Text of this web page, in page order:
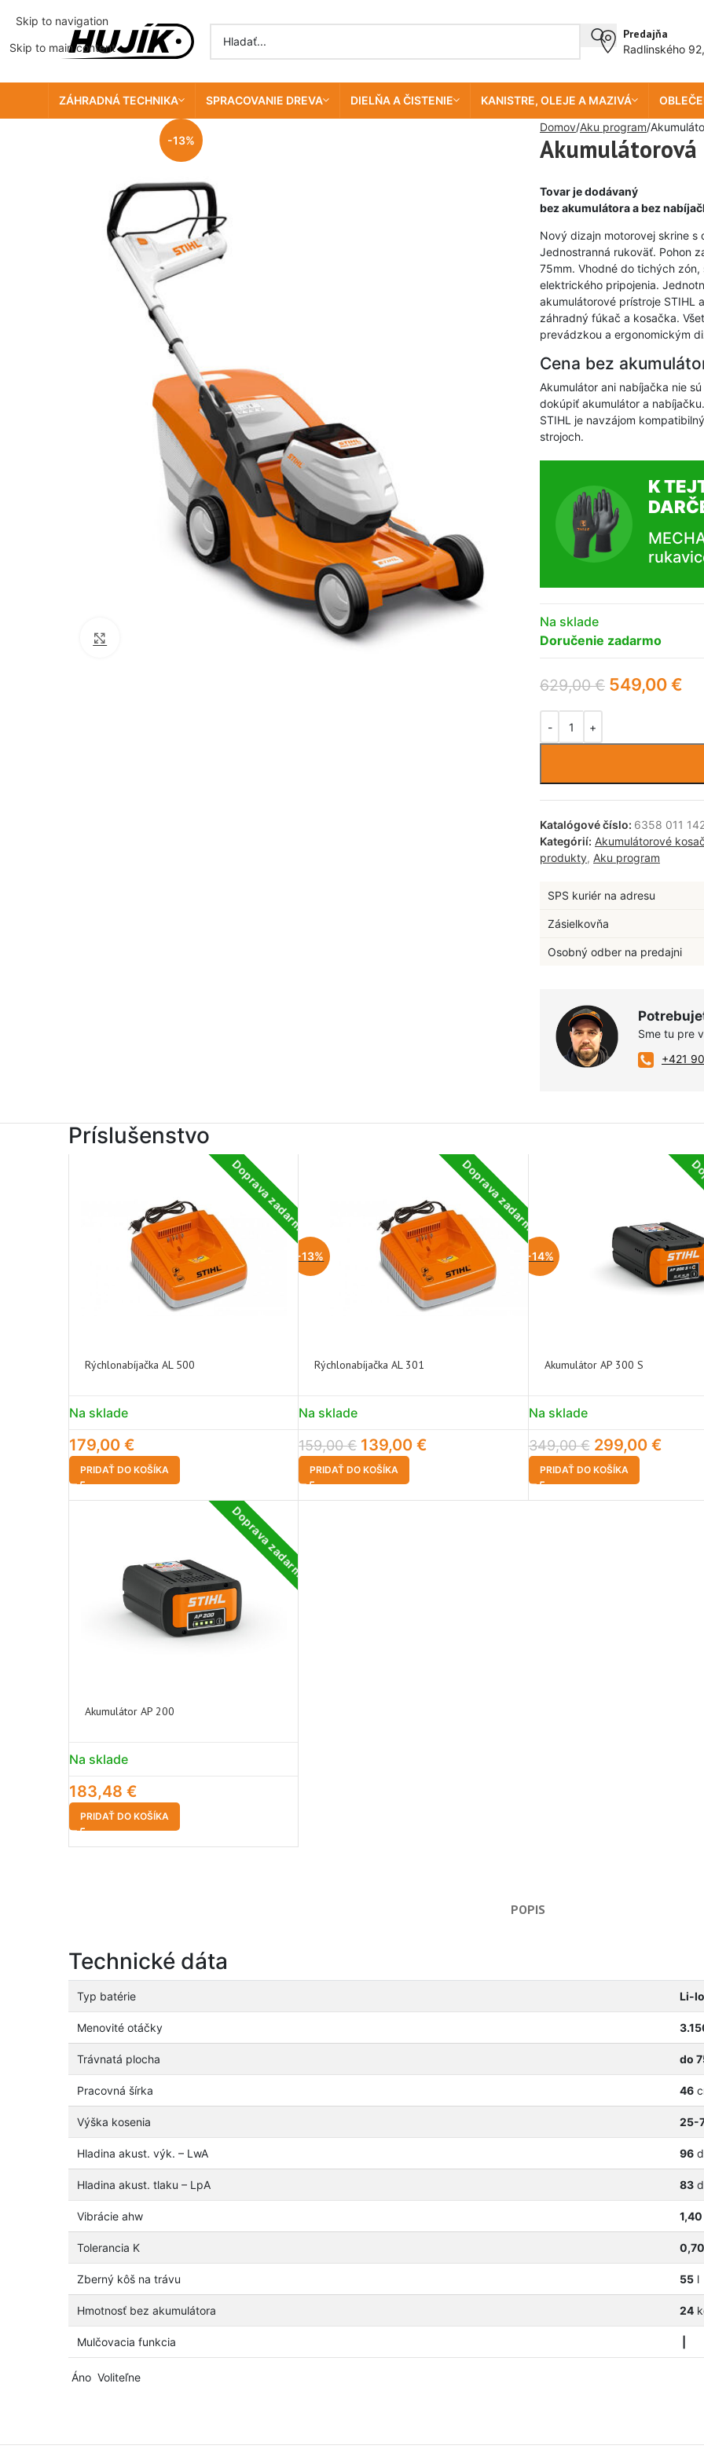
Skip to navigation
Skip to main content
Predajňa
Radlinského
ZÁHRADNÁ TECHNIKA SPRACOVANIE DREVA DIELŇA A ČISTENIE KANISTRE, OLEJE A MAZIVÁ
-13%
Domov Aku program
Akumulátorová
Tovar je dodávaný
bez akumulátora a bez
Nový dizajn motorovej skrine s
Jednostranná rukoväť. Pohon
75mm. Vhodné do tichých
elektrického pripojenia.
akumulátorové prístroje STIHL
záhradný fúkač a kosačka.
prevádzkou a ergonomickým
Cena bez
Akumulátor ani nabíjačka nie
dokúpiť akumulátor a
STIHL je navzájom
strojoch.
K
Na sklade
Doručenie zadarmo
629,00€ 549,00€
Katalógové číslo: 6358 011
Kategórií: Akumulátorové
produkty, Aku program
SPS kuriér na adresu
Zásielkovňa
Osobný odber na predajni
Sme tu pre
+421
Príslušenstvo
Doprava zadarmo
Rýchlonabíjačka AL 500
Na sklade
179,00 €
PRIDAŤ DO KOŠÍKA
Doprava zadarmo
-13%
Rýchlonabíjačka AL 301
Na sklade
159,00€ 139,00€
PRIDAŤ DO KOŠÍKA
-14%
Akumulátor AP 300 S
Na sklade
349,00€ 299,00 €
PRIDAŤ DO KOŠÍKA
Doprava zadarmo
Akumulátor AP 200
Na sklade
183,48 €
PRIDAŤ DO KOŠÍKA
POPIS
Technické dáta
Typ batérie Li-
Menovité otáčky
Trávnatá plocha do
Pracovná šírka 46
Výška kosenia 25-
Hladina akust. výk. – LwA 96
Hladina akust. tlaku – LpA 83
Vibrácie ahw 1,40
Tolerancia K 0,70
Zberný kôš na trávu 55l
Hmotnosť bez akumulátora 24
Mulčovacia funkcia
Áno Voliteľne